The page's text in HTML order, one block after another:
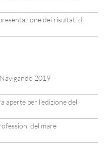
dei risultati di
2019
aperte per l’edizione del
del mare